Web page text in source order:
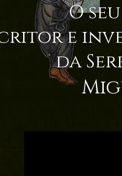
O
e
da